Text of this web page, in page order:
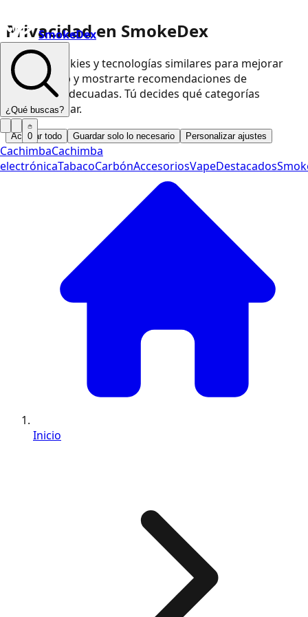
Privacidad en SmokeDex
Usamos cookies y tecnologías similares para mejorar
nuestra web y mostrarte recomendaciones de
productos adecuadas. Tú decides qué categorías
podemos usar.
Aceptar todo Guardar solo lo necesario Personalizar ajustes
SmokeDex
¿Qué buscas?
0
CachimbaCachimba
electrónicaTabacoCarbónAccesoriosVapeDestacados
Inicio